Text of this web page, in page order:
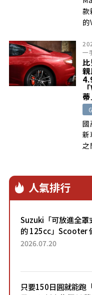
款
一
國
新
之
人氣排行
Suzuki「可放進全罩
的 125cc」Scooter
目！採用全新流線設
2026.07.20
只要150日圓就能跑